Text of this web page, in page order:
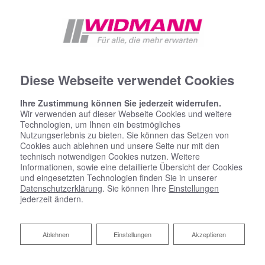
Herzlich Willkommen
Diese Webseite verwendet Cookies
Ihre Zustimmung können Sie jederzeit widerrufen.
Wir verwenden auf dieser Webseite Cookies und weitere
Technologien, um Ihnen ein bestmögliches
Nutzungserlebnis zu bieten. Sie können das Setzen von
Cookies auch ablehnen und unsere Seite nur mit den
technisch notwendigen Cookies nutzen. Weitere
Informationen, sowie eine detaillierte Übersicht der Cookies
und eingesetzten Technologien finden Sie in unserer
Datenschutzerklärung. Sie können Ihre Einstellungen
jederzeit ändern.
Akzeptieren
Einstellungen
Ablehnen
Ablehnen